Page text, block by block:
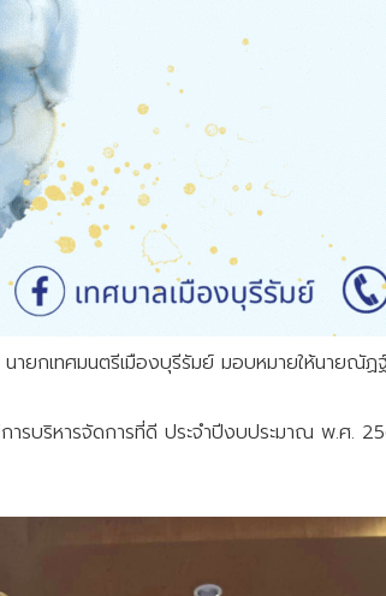
เทศมนตรีเมืองบุรีรัมย์ มอบหมายให้นายณัฏฐ์
รบริหารจัดการที่ดี ประจำปีงบประมาณ พ.ศ.